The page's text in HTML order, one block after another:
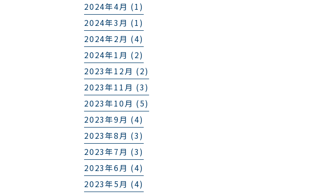
2024年4月 (1)
2024年3月 (1)
2024年2月 (4)
2024年1月 (2)
2023年12月 (2)
2023年11月 (3)
2023年10月 (5)
2023年9月 (4)
2023年8月 (3)
2023年7月 (3)
2023年6月 (4)
2023年5月 (4)